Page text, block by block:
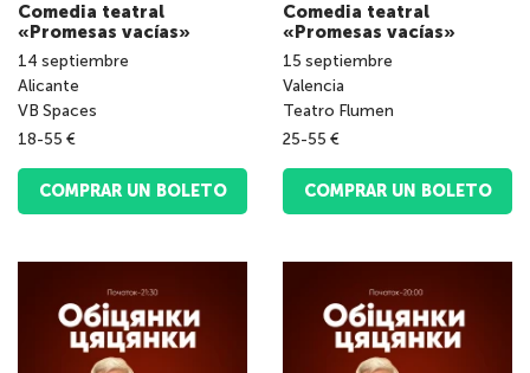
Comedia teatral
«Promesas vacías»
14 septiembre
Аlicante
VB Spaces
18-55 €
COMPRAR UN BOLETO
Comedia teatral
«Promesas vacías»
15 septiembre
Valencia
Teatro Flumen
25-55 €
COMPRAR UN BOLETO